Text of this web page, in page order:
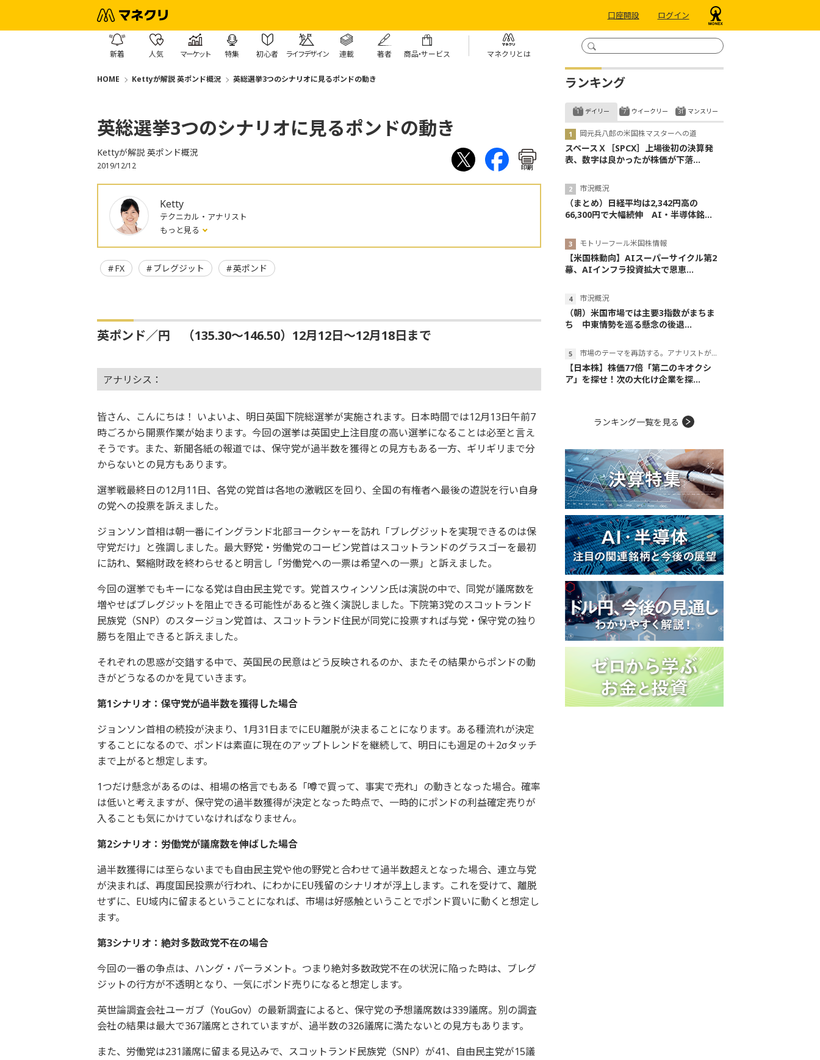
口座開設 ログイン
新着 人気 マーケット 特集 初心者 ライフデザイン 連載 著者 商品・サービス マネクリとは
HOME Kettyが解説 英ポンド概況 英総選挙3つのシナリオに見るポンドの動き
英総選挙3つのシナリオに見るポンドの動き
Kettyが解説 英ポンド概況
2019/12/12 印刷
Ketty
テクニカル・アナリスト
もっと見る
FX ブレグジット 英ポンド
英ポンド／円 （135.30～146.50）12月12日～12月18日まで
アナリシス：
皆さん、こんにちは！ いよいよ、明日英国下院総選挙が実施されます。日本時間では12月13日午前7
時ごろから開票作業が始まります。今回の選挙は英国史上注目度の高い選挙になることは必至と言え
そうです。また、新聞各紙の報道では、保守党が過半数を獲得との見方もある一方、ギリギリまで分
からないとの見方もあります。
選挙戦最終日の12月11日、各党の党首は各地の激戦区を回り、全国の有権者へ最後の遊説を行い自身
の党への投票を訴えました。
ジョンソン首相は朝一番にイングランド北部ヨークシャーを訪れ「ブレグジットを実現できるのは保
守党だけ」と強調しました。最大野党・労働党のコービン党首はスコットランドのグラスゴーを最初
に訪れ、緊縮財政を終わらせると明言し「労働党への一票は希望への一票」と訴えました。
今回の選挙でもキーになる党は自由民主党です。党首スウィンソン氏は演説の中で、同党が議席数を
増やせばブレグジットを阻止できる可能性があると強く演説しました。下院第3党のスコットランド
民族党（SNP）のスタージョン党首は、スコットランド住民が同党に投票すれば与党・保守党の独り
勝ちを阻止できると訴えました。
それぞれの思惑が交錯する中で、英国民の民意はどう反映されるのか、またその結果からポンドの動
きがどうなるのかを見ていきます。
第1シナリオ：保守党が過半数を獲得した場合
ジョンソン首相の続投が決まり、1月31日までにEU離脱が決まることになります。ある種流れが決定
することになるので、ポンドは素直に現在のアップトレンドを継続して、明日にも週足の＋2σタッチ
まで上がると想定します。
1つだけ懸念があるのは、相場の格言でもある「噂で買って、事実で売れ」の動きとなった場合。確率
は低いと考えますが、保守党の過半数獲得が決定となった時点で、一時的にポンドの利益確定売りが
入ることも気にかけていなければなりません。
第2シナリオ：労働党が議席数を伸ばした場合
過半数獲得には至らないまでも自由民主党や他の野党と合わせて過半数超えとなった場合、連立与党
が決まれば、再度国民投票が行われ、にわかにEU残留のシナリオが浮上します。これを受けて、離脱
せずに、EU域内に留まるということになれば、市場は好感触ということでポンド買いに動くと想定し
ます。
第3シナリオ：絶対多数政党不在の場合
今回の一番の争点は、ハング・パーラメント。つまり絶対多数政党不在の状況に陥った時は、ブレグ
ジットの行方が不透明となり、一気にポンド売りになると想定します。
英世論調査会社ユーガブ（YouGov）の最新調査によると、保守党の予想議席数は339議席。別の調査
会社の結果は最大で367議席とされていますが、過半数の326議席に満たないとの見方もあります。
また、労働党は231議席に留まる見込みで、スコットランド民族党（SNP）が41、自由民主党が15議
ランキング
デイリー
岡元兵八郎の米国株マスターへの道
スペースＸ［SPCX］上場後初の決算発
表、数字は良かったが株価が下落...
市況概況
（まとめ）日経平均は2,342円高の
66,300円で大幅続伸 AI・半導体銘...
モトリーフール米国株情報
【米国株動向】AIスーパーサイクル第2
幕、AIインフラ投資拡大で恩恵...
市況概況
（朝）米国市場では主要3指数がまちま
ち 中東情勢を巡る懸念の後退...
市場のテーマを再訪する。アナリストが読み解くテーマの本質
【日本株】株価77倍「第二のキオクシ
ア」を探せ！次の大化け企業を探...
ウイークリー マンスリー
ランキング一覧を見る